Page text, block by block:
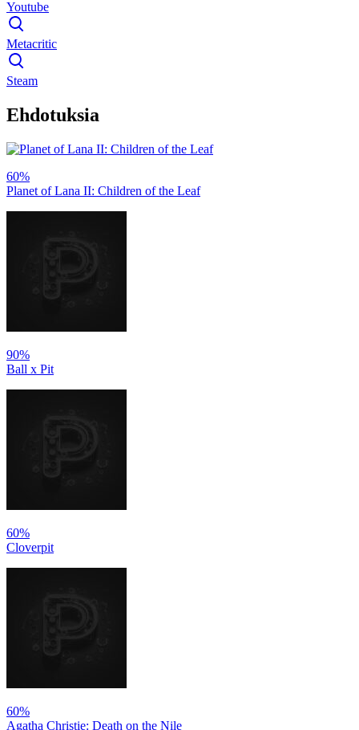
Youtube
Metacritic
Steam
Ehdotuksia
60%
Planet of Lana II: Children of the Leaf
90%
Ball x Pit
60%
Cloverpit
60%
Agatha Christie: Death on the Nile